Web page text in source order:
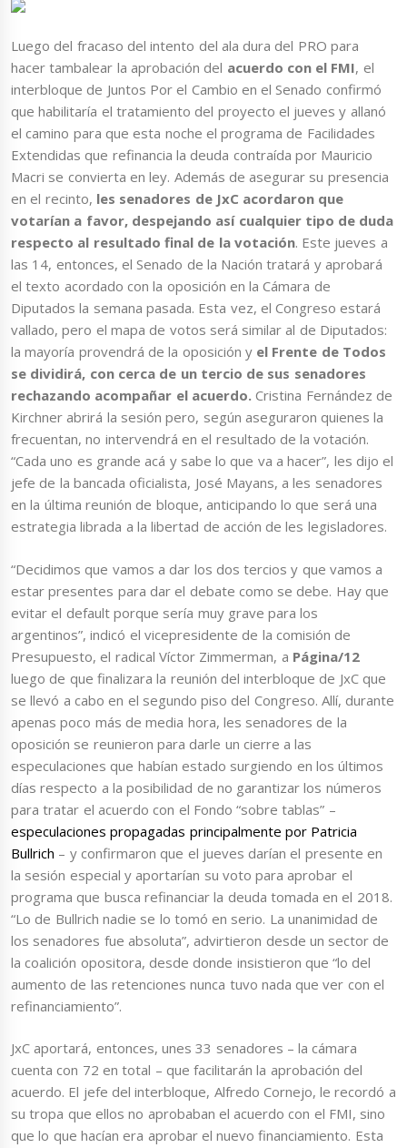
Luego del fracaso del intento del ala dura del PRO para
hacer tambalear la aprobación del acuerdo con el FMI, el
interbloque de Juntos Por el Cambio en el Senado confirmó
que habilitaría el tratamiento del proyecto el jueves y allanó
el camino para que esta noche el programa de Facilidades
Extendidas que refinancia la deuda contraída por Mauricio
Macri se convierta en ley. Además de asegurar su presencia
en el recinto, les senadores de JxC acordaron que
votarían a favor, despejando así cualquier tipo de duda
respecto al resultado final de la votación. Este jueves a
las 14, entonces, el Senado de la Nación tratará y aprobará
el texto acordado con la oposición en la Cámara de
Diputados la semana pasada. Esta vez, el Congreso estará
vallado, pero el mapa de votos será similar al de Diputados:
la mayoría provendrá de la oposición y el Frente de Todos
se dividirá, con cerca de un tercio de sus senadores
rechazando acompañar el acuerdo. Cristina Fernández de
Kirchner abrirá la sesión pero, según aseguraron quienes la
frecuentan, no intervendrá en el resultado de la votación.
“Cada uno es grande acá y sabe lo que va a hacer”, les dijo el
jefe de la bancada oficialista, José Mayans, a les senadores
en la última reunión de bloque, anticipando lo que será una
estrategia librada a la libertad de acción de les legisladores.
“Decidimos que vamos a dar los dos tercios y que vamos a
estar presentes para dar el debate como se debe. Hay que
evitar el default porque sería muy grave para los
argentinos”, indicó el vicepresidente de la comisión de
Presupuesto, el radical Víctor Zimmerman, a Página/12
luego de que finalizara la reunión del interbloque de JxC que
se llevó a cabo en el segundo piso del Congreso. Allí, durante
apenas poco más de media hora, les senadores de la
oposición se reunieron para darle un cierre a las
especulaciones que habían estado surgiendo en los últimos
días respecto a la posibilidad de no garantizar los números
para tratar el acuerdo con el Fondo “sobre tablas” –
especulaciones propagadas principalmente por Patricia
Bullrich – y confirmaron que el jueves darían el presente en
la sesión especial y aportarían su voto para aprobar el
programa que busca refinanciar la deuda tomada en el 2018.
“Lo de Bullrich nadie se lo tomó en serio. La unanimidad de
los senadores fue absoluta”, advirtieron desde un sector de
la coalición opositora, desde donde insistieron que “lo del
aumento de las retenciones nunca tuvo nada que ver con el
refinanciamiento”.
JxC aportará, entonces, unes 33 senadores – la cámara
cuenta con 72 en total – que facilitarán la aprobación del
acuerdo. El jefe del interbloque, Alfredo Cornejo, le recordó a
su tropa que ellos no aprobaban el acuerdo con el FMI, sino
que lo que hacían era aprobar el nuevo financiamiento. Esta